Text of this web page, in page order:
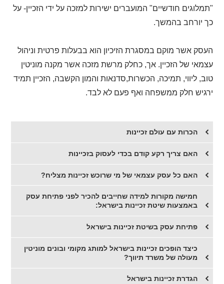
"תמלוגים חודשיים" המועברים ישירות למזכה על ידי הזכיין- על
כך יורחב בהמשך.
העסק אשר מוקם במסגרת הזיכיון הוא בבעלות פרטית וניהול
עצמאי של הזכיין. אך, כחלק מרשת מזכה אשר מקנה מוניטין
טוב, ליווי, תמיכה, הכשרות,סדנאות והמון הקשבה, הזכיין תמיד
ירגיש חלק ממשפחה ואף פעם לא לבד.
הכרות עם עולם זכיינות
האם צריך רקע קודם בכדי לעסוק בזכיינות
האם כל עסק עצמאי של מי שרוכש זכיינות מצליח?
חמישה מקורות למידה שחייבים להכיר לפני פתיחת עסק
באמצעות שיטת זכיינות בישראל:
פתיחת עסק בשיטת זכיינות בישראל
כיצד הופכים זכיינות בישראל למותג מקומי ובונים מוניטין
מעולה של משרד תיווך?
הגדרת זכיינות בישראל